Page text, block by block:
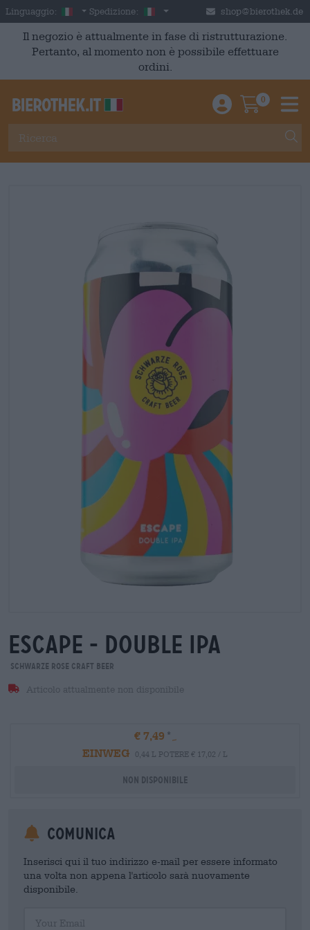
Skip to main content
Linguaggio: Italian
Spedizione: Italia shop@bierothek.de
Il negozio è attualmente in fase di ristrutturazione.
Pertanto, al momento non è possibile effettuare
ordini.
Einloggen /
0
escape - double ipa
Schwarze Rose Craft Beer
Articolo attualmente non disponibile
€ 7,49
EINWEG
0,44 L POTERE € 17,02 / L
Non disponibile
Comunica
Inserisci qui il tuo indirizzo e-mail per essere informato
una volta non appena l'articolo sarà nuovamente
disponibile.